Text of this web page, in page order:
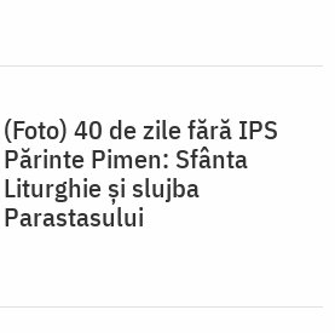
(Foto) 40 de zile fără IPS
Părinte Pimen: Sfânta
Liturghie și slujba
Parastasului